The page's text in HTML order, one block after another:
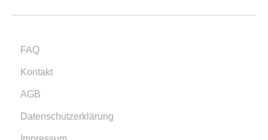
FAQ
Kontakt
AGB
Datenschutzerklärung